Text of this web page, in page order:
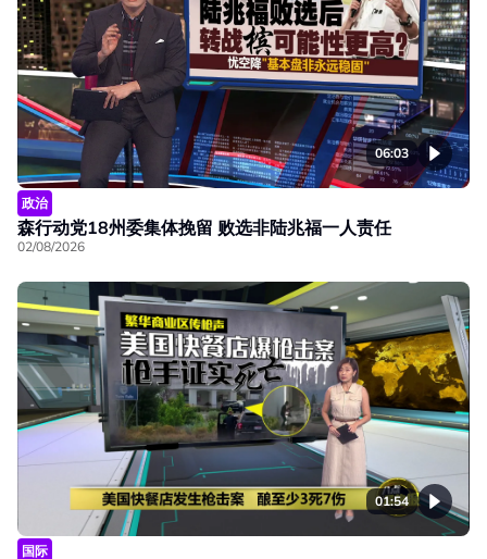
06:03
政治
森行动党18州委集体挽留 败选非陆兆福一人责任
02/08/2026
01:54
国际